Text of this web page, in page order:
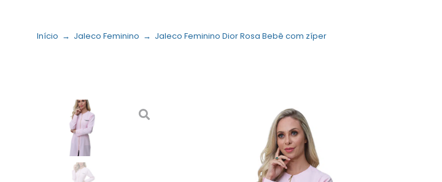
Início → Jaleco Feminino → Jaleco Feminino Dior Rosa Bebê com zíper